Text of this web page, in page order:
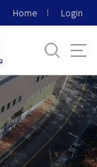
Home Login